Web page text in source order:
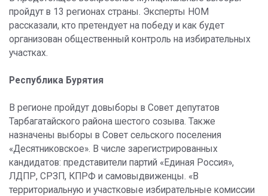
пройдут в 13 регионах страны. Эксперты НОМ
рассказали, кто претендует на победу и как будет
организован общественный контроль на избирательных
участках.
Республика Бурятия
В регионе пройдут довыборы в Совет депутатов
Тарбагатайского района шестого созыва. Также
назначены выборы в Совет сельского поселения
«Десятниковское». В числе зарегистрированных
кандидатов: представители партий «Единая Россия»,
ЛДПР, СРЗП, КПРФ и самовыдвиженцы. «В
территориальную и участковые избирательные комиссии